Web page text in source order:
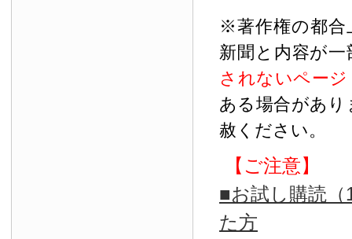
※著作権の都合
新聞と内容が
されないペー
ある場合があ
赦ください。
【ご注意】
■お試し購読
た方